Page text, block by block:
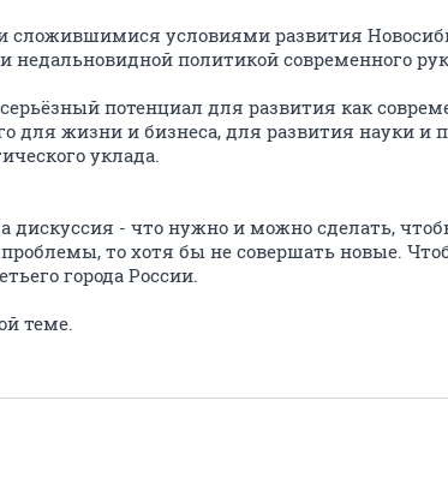
сложившимися условиями развития
недальновидной политикой современного
потенциал для развития как
для жизни и бизнеса, для развития науки
уклада.
дискуссия - что нужно и можно сделать,
то хотя бы не совершать новые.
города России.
теме.